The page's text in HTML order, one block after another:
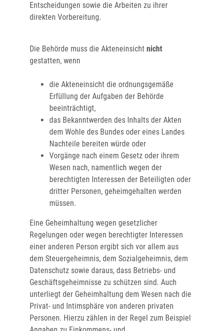
Entscheidungen sowie die Arbeiten zu ihrer
direkten Vorbereitung.
Die Behörde muss die Akteneinsicht nicht
gestatten, wenn
die Akteneinsicht die ordnungsgemäße
Erfüllung der Aufgaben der Behörde
beeinträchtigt,
das Bekanntwerden des Inhalts der Akten
dem Wohle des Bundes oder eines Landes
Nachteile bereiten würde oder
Vorgänge nach einem Gesetz oder ihrem
Wesen nach, namentlich wegen der
berechtigten Interessen der Beteiligten oder
dritter Personen, geheimgehalten werden
müssen.
Eine Geheimhaltung wegen gesetzlicher
Regelungen oder wegen berechtigter Interessen
einer anderen Person ergibt sich vor allem aus
dem Steuergeheimnis, dem Sozialgeheimnis, dem
Datenschutz sowie daraus, dass Betriebs- und
Geschäftsgeheimnisse zu schützen sind. Auch
unterliegt der Geheimhaltung dem Wesen nach die
Privat- und Intimsphäre von anderen privaten
Personen. Hierzu zählen in der Regel zum Beispiel